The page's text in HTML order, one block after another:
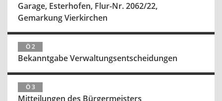
Garage, Esterhofen, Flur-Nr. 2062/22,
Gemarkung Vierkirchen
Ö 2
Bekanntgabe Verwaltungsentscheidungen
Ö 3
Mitteilungen des Bürgermeisters